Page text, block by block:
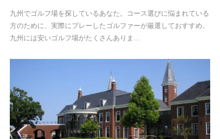
九州でゴルフ場を探しているあなた。コース選びに悩まれている
方のために、実際にプレーしたゴルファーが厳選しておすすめ。
九州には安いゴルフ場がたくさんありま…